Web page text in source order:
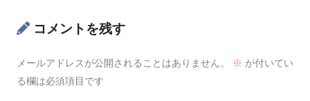
コメントを残す
メールアドレスが公開されることはありません。 ※ が付いてい
る欄は必須項目です